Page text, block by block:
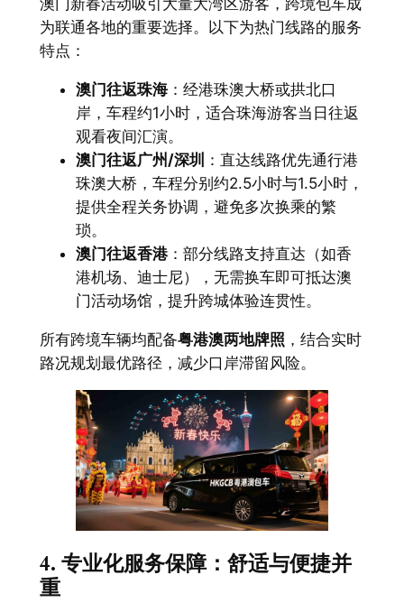
澳门新春活动吸引大量大湾区游客，跨境包车成
为联通各地的重要选择。以下为热门线路的服务
特点：
澳门往返珠海：经港珠澳大桥或拱北口
岸，车程约1小时，适合珠海游客当日往返
观看夜间汇演。
澳门往返广州/深圳 ：直达线路优先通行港
珠澳大桥，车程分别约2.5小时与1.5小时，
提供全程关务协调，避免多次换乘的繁
琐。
澳门往返香港：部分线路支持直达（如香
港机场、迪士尼），无需换车即可抵达澳
门活动场馆，提升跨城体验连贯性。
所有跨境车辆均配备粤港澳两地牌照 ，结合实时
路况规划最优路径，减少口岸滞留风险。
4. 专业化服务保障：舒适与便捷并
重